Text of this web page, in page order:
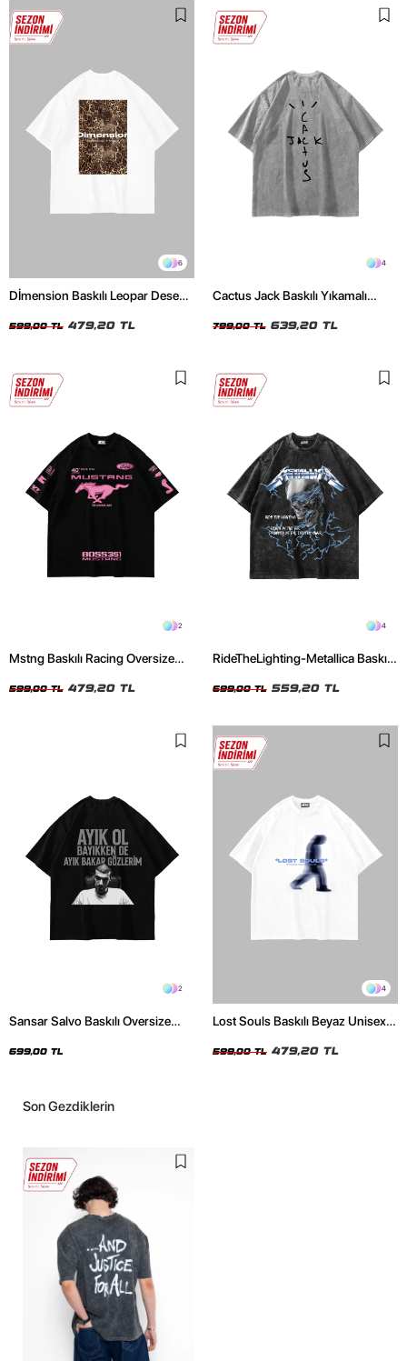
6
Dİmension Baskılı Leopar Desenli
Tshirt
599,00 TL 479,20 TL
4
Cactus Jack Baskılı Yıkamalı
799,00 TL 639,20 TL
2
Mstng Baskılı Racing Oversize
599,00 TL 479,20 TL
4
RideTheLighting-Metallica Baskılı
Tshirt
699,00 TL 559,20 TL
2
Sansar Salvo Baskılı Oversize
699,00 TL
4
Lost Souls Baskılı Beyaz Unisex
599,00 TL 479,20 TL
Son Gezdiklerin